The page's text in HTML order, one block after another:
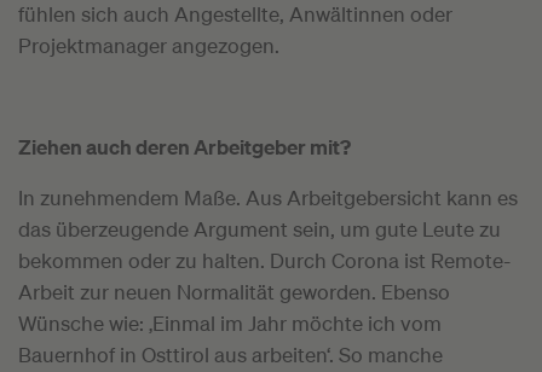
fühlen sich auch Angestellte, Anwältinnen oder
Projektmanager angezogen.
Ziehen auch deren Arbeitgeber mit?
In zunehmendem Maße. Aus Arbeitgebersicht kann es
das überzeugende Argument sein, um gute Leute zu
bekommen oder zu halten. Durch Corona ist Remote-
Arbeit zur neuen Normalität geworden. Ebenso
Wünsche wie: ‚Einmal im Jahr möchte ich vom
Bauernhof in Osttirol aus arbeiten‘. So manche